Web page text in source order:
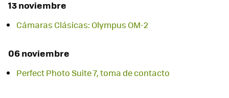
13 noviembre
Cámaras Clásicas: Olympus OM-2
06 noviembre
Perfect Photo Suite 7, toma de contacto